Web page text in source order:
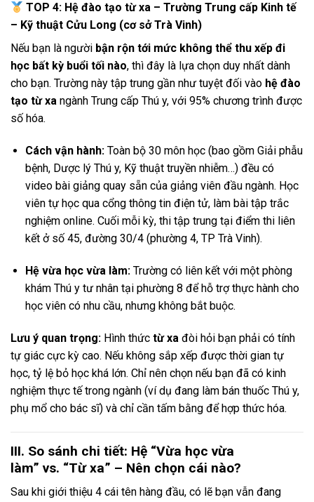
TOP 4: Hệ đào tạo từ xa – Trường Trung cấp Kinh tế
– Kỹ thuật Cửu Long (cơ sở Trà Vinh)
Nếu bạn là người bận rộn tới mức không thể thu xếp đi
học bất kỳ buổi tối nào, thì đây là lựa chọn duy nhất dành
cho bạn. Trường này tập trung gần như tuyệt đối vào hệ đào
tạo từ xa ngành Trung cấp Thú y, với 95% chương trình được
số hóa.
Cách vận hành:Toàn bộ 30 môn học (bao gồm Giải phẫu
bệnh, Dược lý Thú y, Kỹ thuật truyền nhiễm…) đều có
video bài giảng quay sẵn của giảng viên đầu ngành. Học
viên tự học qua cổng thông tin điện tử, làm bài tập trắc
nghiệm online. Cuối mỗi kỳ, thi tập trung tại điểm thi liên
kết ở số 45, đường 30/4 (phường 4, TP Trà Vinh).
Hệ vừa học vừa làm:Trường có liên kết với một phòng
khám Thú y tư nhân tại phường 8 để hỗ trợ thực hành cho
học viên có nhu cầu, nhưng không bắt buộc.
Lưu ý quan trọng: Hình thức từ xa đòi hỏi bạn phải có tính
tự giác cực kỳ cao. Nếu không sắp xếp được thời gian tự
học, tỷ lệ bỏ học khá lớn. Chỉ nên chọn nếu bạn đã có kinh
nghiệm thực tế trong ngành (ví dụ đang làm bán thuốc Thú y,
phụ mổ cho bác sĩ) và chỉ cần tấm bằng để hợp thức hóa.
III. So sánh chi tiết: Hệ “Vừa học vừa
làm” vs. “Từ xa” – Nên chọn cái nào?
Sau khi giới thiệu 4 cái tên hàng đầu, có lẽ bạn vẫn đang